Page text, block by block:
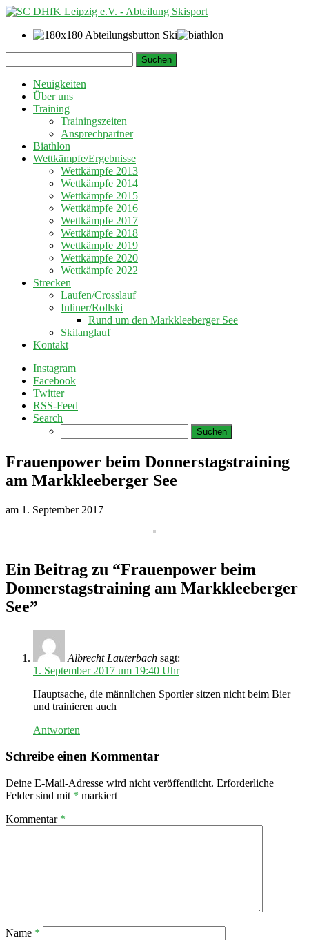
zum
Inhalt
nach:
Neuigkeiten
Über uns
Training
Trainingszeiten
Ansprechpartner
Biathlon
Wettkämpfe/Ergebnisse
Wettkämpfe 2013
Wettkämpfe 2014
Wettkämpfe 2015
Wettkämpfe 2016
Wettkämpfe 2017
Wettkämpfe 2018
Wettkämpfe 2019
Wettkämpfe 2020
Wettkämpfe 2022
Strecken
Laufen/Crosslauf
Inliner/Rollski
Rund um den Markkleeberger See
Skilanglauf
Kontakt
Instagram
Facebook
Twitter
RSS-Feed
Search
nach:
Frauenpower beim Donnerstagstraining
am Markkleeberger See
am 1. September 2017
Ein Beitrag zu “Frauenpower beim
Donnerstagstraining am Markkleeberger
See”
Albrecht Lauterbach sagt:
1. September 2017 um 19:40 Uhr
Hauptsache, die männlichen Sportler sitzen nicht beim Bier
und trainieren auch
Antworten
Schreibe einen Kommentar
Deine E-Mail-Adresse wird nicht veröffentlicht. Erforderliche
Felder sind mit * markiert
Kommentar *
Name *